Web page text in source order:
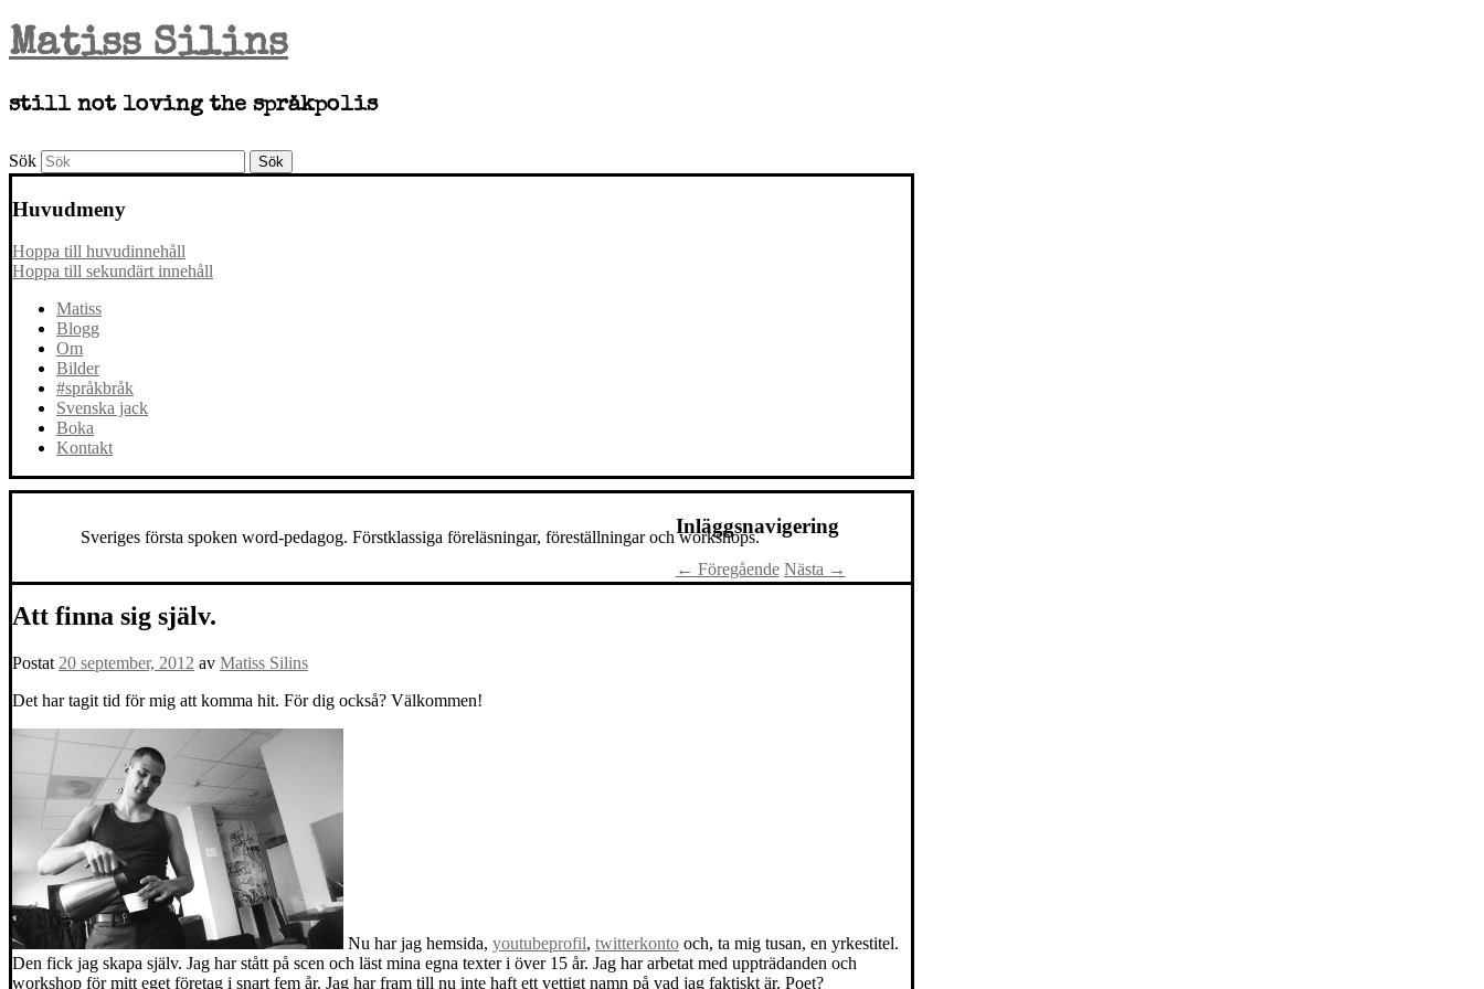
Matiss Silins
still not loving the språkpolis
Sök
Huvudmeny
Hoppa till huvudinnehåll
Hoppa till sekundärt innehåll
Matiss
Blogg
Om
Bilder
#språkbråk
Svenska jack
Boka
Kontakt
Sveriges första spoken word-pedagog. Förstklassiga föreläsningar, föreställningar och workshops.
Inläggsnavigering
← Föregående Nästa →
Att finna sig själv.
Postat 20 september, 2012 av Matiss Silins
Det har tagit tid för mig att komma hit. För dig också? Välkommen!
Nu har jag hemsida, youtubeprofil, twitterkonto och, ta mig tusan, en yrkestitel.
Den fick jag skapa själv. Jag har stått på scen och läst mina egna texter i över 15 år. Jag har arbetat med uppträdanden och
workshop för mitt eget företag i snart fem år. Jag har fram till nu inte haft ett vettigt namn på vad jag faktiskt är. Poet?